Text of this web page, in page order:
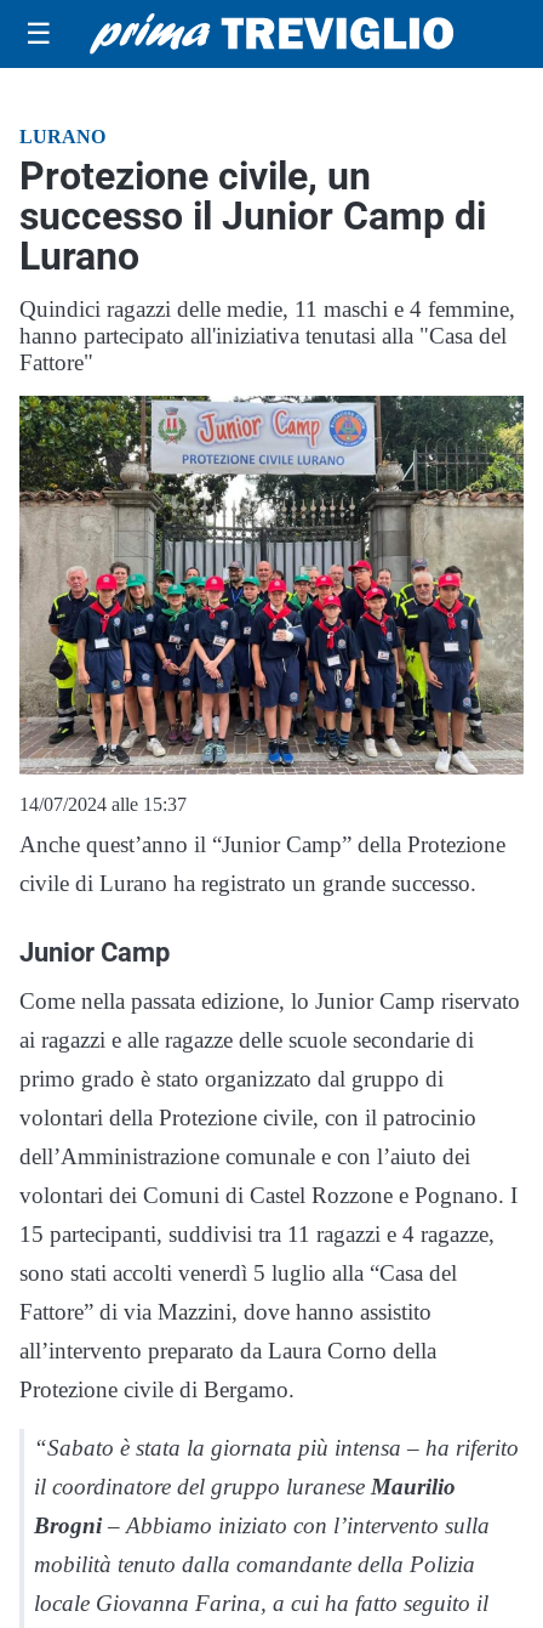
☰
LURANO
Protezione civile, un
successo il Junior Camp di
Lurano
Quindici ragazzi delle medie, 11 maschi e 4 femmine,
hanno partecipato all'iniziativa tenutasi alla "Casa del
Fattore"
14/07/2024 alle 15:37
Anche quest’anno il “Junior Camp” della Protezione
civile di Lurano ha registrato un grande successo.
Junior Camp
Come nella passata edizione, lo Junior Camp riservato
ai ragazzi e alle ragazze delle scuole secondarie di
primo grado è stato organizzato dal gruppo di
volontari della Protezione civile, con il patrocinio
dell’Amministrazione comunale e con l’aiuto dei
volontari dei Comuni di Castel Rozzone e Pognano. I
15 partecipanti, suddivisi tra 11 ragazzi e 4 ragazze,
sono stati accolti venerdì 5 luglio alla “Casa del
Fattore” di via Mazzini, dove hanno assistito
all’intervento preparato da Laura Corno della
Protezione civile di Bergamo.
“Sabato è stata la giornata più intensa – ha riferito
il coordinatore del gruppo luranese Maurilio
Brogni– Abbiamo iniziato con l’intervento sulla
mobilità tenuto dalla comandante della Polizia
locale Giovanna Farina, a cui ha fatto seguito il